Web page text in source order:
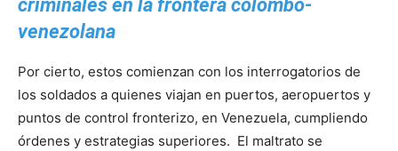
criminales en la frontera colombo-
venezolana
Por cierto, estos comienzan con los interrogatorios de
los soldados a quienes viajan en puertos, aeropuertos y
puntos de control fronterizo, en Venezuela, cumpliendo
órdenes y estrategias superiores. El maltrato se